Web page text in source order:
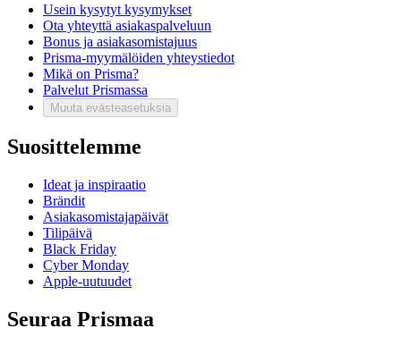
Usein kysytyt kysymykset
Ota yhteyttä asiakaspalveluun
Bonus ja asiakasomistajuus
Prisma-myymälöiden yhteystiedot
Mikä on Prisma?
Palvelut Prismassa
Muuta evästeasetuksia
Suosittelemme
Ideat ja inspiraatio
Brändit
Asiakasomistajapäivät
Tilipäivä
Black Friday
Cyber Monday
Apple-uutuudet
Seuraa Prismaa